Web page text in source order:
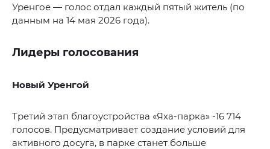
Уренгое — голос отдал каждый пятый житель (по
данным на 14 мая 2026 года).
Лидеры голосования
Новый Уренгой
Третий этап благоустройства «Яха-парка» -16 714
голосов. Предусматривает создание условий для
активного досуга, в парке станет больше